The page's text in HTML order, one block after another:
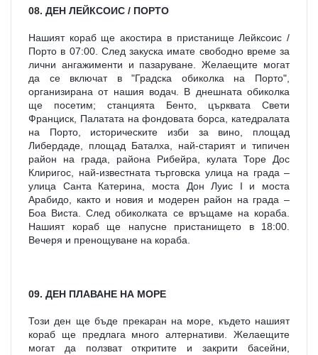
08. ДЕН ЛЕЙКСОИС / ПОРТО
Нашият кораб ще акостира в пристанище Лейксоис /
Порто в 07:00. След закуска имате свободно време за
лични ангажименти и пазаруване. Желаещите могат
да се включат в "Градска обиколка на Порто",
организирана от нашия водач. В днешната обиколка
ще посетим; станцията Бенто, църквата Свети
Франциск, Палатата на фондовата борса, катедралата
на Порто, историческите изби за вино, площад
Либердаде, площад Баталха, най-старият и типичен
район на града, района Рибейра, кулата Торе Дос
Клиригос, най-известната търговска улица на града –
улица Санта Катерина, моста Дон Луис I и моста
Арабидо, както и новия и модерен район на града –
Боа Виста. След обиколката се връщаме на кораба.
Нашият кораб ще напусне пристанището в 18:00.
Вечеря и пренощуване на кораба.
09. ДЕН ПЛАВАНЕ НА МОРЕ
Този ден ще бъде прекаран на море, където нашият
кораб ще предлага много алтернативи. Желаещите
могат да ползват откритите и закрити басейни,